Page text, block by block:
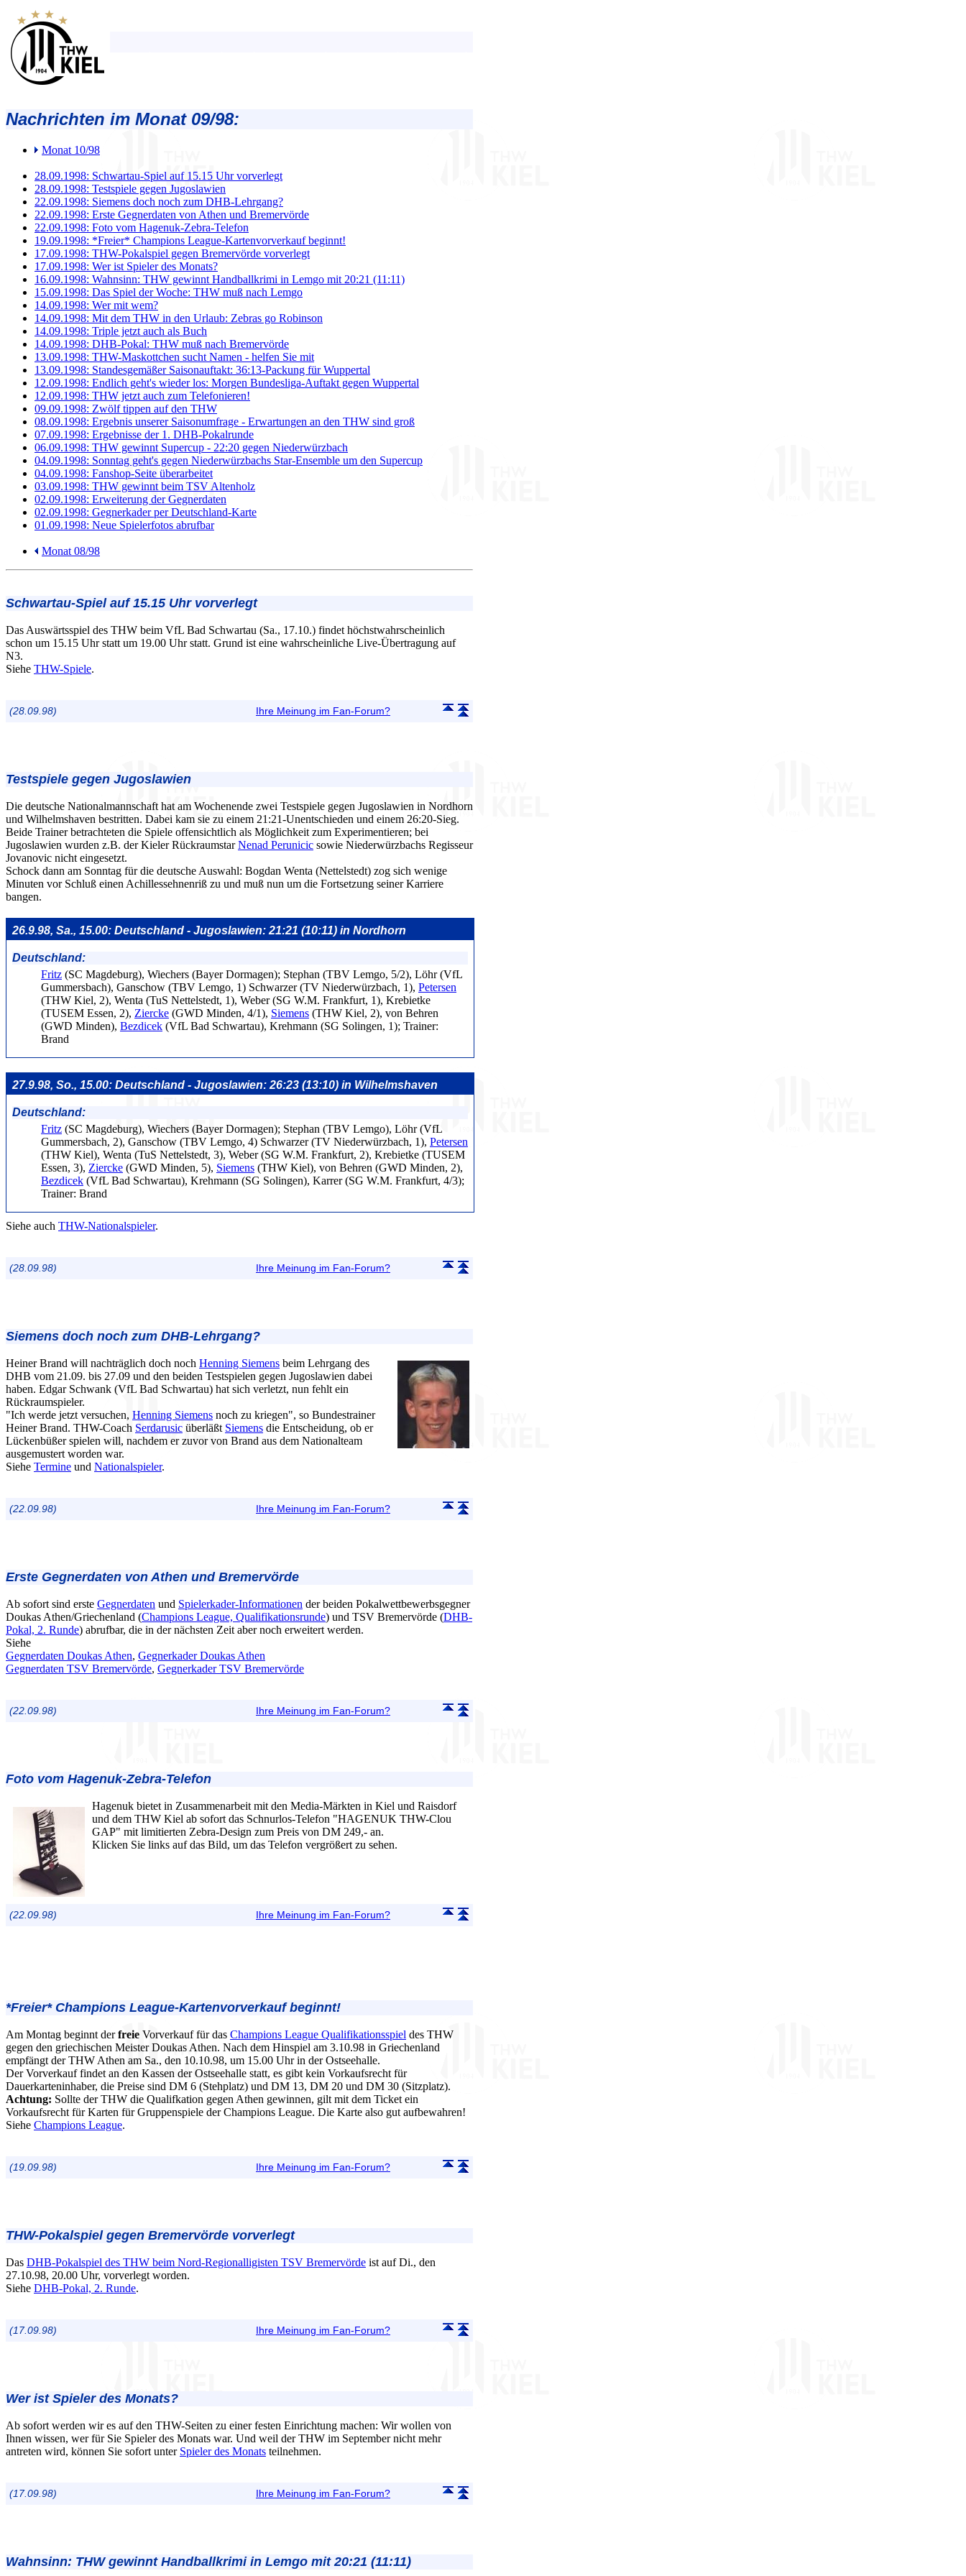
Nachrichten im Monat 09/98:
Monat 10/98
28.09.1998: Schwartau-Spiel auf 15.15 Uhr vorverlegt
28.09.1998: Testspiele gegen Jugoslawien
22.09.1998: Siemens doch noch zum DHB-Lehrgang?
22.09.1998: Erste Gegnerdaten von Athen und Bremervörde
22.09.1998: Foto vom Hagenuk-Zebra-Telefon
19.09.1998: *Freier* Champions League-Kartenvorverkauf beginnt!
17.09.1998: THW-Pokalspiel gegen Bremervörde vorverlegt
17.09.1998: Wer ist Spieler des Monats?
16.09.1998: Wahnsinn: THW gewinnt Handballkrimi in Lemgo mit 20:21 (11:11)
15.09.1998: Das Spiel der Woche: THW muß nach Lemgo
14.09.1998: Wer mit wem?
14.09.1998: Mit dem THW in den Urlaub: Zebras go Robinson
14.09.1998: Triple jetzt auch als Buch
14.09.1998: DHB-Pokal: THW muß nach Bremervörde
13.09.1998: THW-Maskottchen sucht Namen - helfen Sie mit
13.09.1998: Standesgemäßer Saisonauftakt: 36:13-Packung für Wuppertal
12.09.1998: Endlich geht's wieder los: Morgen Bundesliga-Auftakt gegen Wuppertal
12.09.1998: THW jetzt auch zum Telefonieren!
09.09.1998: Zwölf tippen auf den THW
08.09.1998: Ergebnis unserer Saisonumfrage - Erwartungen an den THW sind groß
07.09.1998: Ergebnisse der 1. DHB-Pokalrunde
06.09.1998: THW gewinnt Supercup - 22:20 gegen Niederwürzbach
04.09.1998: Sonntag geht's gegen Niederwürzbachs Star-Ensemble um den Supercup
04.09.1998: Fanshop-Seite überarbeitet
03.09.1998: THW gewinnt beim TSV Altenholz
02.09.1998: Erweiterung der Gegnerdaten
02.09.1998: Gegnerkader per Deutschland-Karte
01.09.1998: Neue Spielerfotos abrufbar
Monat 08/98
Schwartau-Spiel auf 15.15 Uhr vorverlegt
Das Auswärtsspiel des THW beim VfL Bad Schwartau (Sa., 17.10.) findet höchstwahrscheinlich
schon um 15.15 Uhr statt um 19.00 Uhr statt. Grund ist eine wahrscheinliche Live-Übertragung auf
N3.
Siehe THW-Spiele.
(28.09.98) Ihre Meinung im Fan-Forum?
Testspiele gegen Jugoslawien
Die deutsche Nationalmannschaft hat am Wochenende zwei Testspiele gegen Jugoslawien in Nordhorn
und Wilhelmshaven bestritten. Dabei kam sie zu einem 21:21-Unentschieden und einem 26:20-Sieg.
Beide Trainer betrachteten die Spiele offensichtlich als Möglichkeit zum Experimentieren; bei
Jugoslawien wurden z.B. der Kieler RückraumstarNenad Perunicic sowie Niederwürzbachs Regisseur
Jovanovic nicht eingesetzt.
Schock dann am Sonntag für die deutsche Auswahl: Bogdan Wenta (Nettelstedt) zog sich wenige
Minuten vor Schluß einen Achillessehnenriß zu und muß nun um die Fortsetzung seiner Karriere
bangen.
26.9.98, Sa., 15.00: Deutschland - Jugoslawien: 21:21 (10:11) in Nordhorn
Deutschland:
Fritz (SC Magdeburg), Wiechers (Bayer Dormagen); Stephan (TBV Lemgo, 5/2), Löhr (VfL
Gummersbach), Ganschow (TBV Lemgo, 1) Schwarzer (TV Niederwürzbach, 1), Petersen
(THW Kiel, 2), Wenta (TuS Nettelstedt, 1), Weber (SG W.M. Frankfurt, 1), Krebietke
(TUSEM Essen, 2), Ziercke (GWD Minden, 4/1), Siemens (THW Kiel, 2), von Behren
(GWD Minden), Bezdicek (VfL Bad Schwartau), Krehmann (SG Solingen, 1); Trainer:
Brand
27.9.98, So., 15.00: Deutschland - Jugoslawien: 26:23 (13:10) in Wilhelmshaven
Deutschland:
Fritz (SC Magdeburg), Wiechers (Bayer Dormagen); Stephan (TBV Lemgo), Löhr (VfL
Gummersbach, 2), Ganschow (TBV Lemgo, 4) Schwarzer (TV Niederwürzbach, 1), Petersen
(THW Kiel), Wenta (TuS Nettelstedt, 3), Weber (SG W.M. Frankfurt, 2), Krebietke (TUSEM
Essen, 3), Ziercke (GWD Minden, 5), Siemens (THW Kiel), von Behren (GWD Minden, 2),
Bezdicek (VfL Bad Schwartau), Krehmann (SG Solingen), Karrer (SG W.M. Frankfurt, 4/3);
Trainer: Brand
Siehe auch THW-Nationalspieler.
(28.09.98) Ihre Meinung im Fan-Forum?
Siemens doch noch zum DHB-Lehrgang?
Heiner Brand will nachträglich doch noch Henning Siemens beim Lehrgang des
DHB vom 21.09. bis 27.09 und den beiden Testspielen gegen Jugoslawien dabei
haben. Edgar Schwank (VfL Bad Schwartau) hat sich verletzt, nun fehlt ein
Rückraumspieler.
"Ich werde jetzt versuchen, Henning Siemens noch zu kriegen", so Bundestrainer
Heiner Brand. THW-Coach Serdarusic überläßt Siemens die Entscheidung, ob er
Lückenbüßer spielen will, nachdem er zuvor von Brand aus dem Nationalteam
ausgemustert worden war.
Siehe Termine und Nationalspieler.
(22.09.98) Ihre Meinung im Fan-Forum?
Erste Gegnerdaten von Athen und Bremervörde
Ab sofort sind erste Gegnerdaten und Spielerkader-Informationen der beiden Pokalwettbewerbsgegner
Doukas Athen/Griechenland (Champions League, Qualifikationsrunde) und TSV Bremervörde (DHB-
Pokal, 2. Runde) abrufbar, die in der nächsten Zeit aber noch erweitert werden.
Siehe
Gegnerdaten Doukas Athen, Gegnerkader Doukas Athen
Gegnerdaten TSV Bremervörde, Gegnerkader TSV Bremervörde
(22.09.98) Ihre Meinung im Fan-Forum?
Foto vom Hagenuk-Zebra-Telefon
Hagenuk bietet in Zusammenarbeit mit den Media-Märkten in Kiel und Raisdorf
und dem THW Kiel ab sofort das Schnurlos-Telefon "HAGENUK THW-Clou
GAP" mit limitierten Zebra-Design zum Preis von DM 249,- an.
Klicken Sie links auf das Bild, um das Telefon vergrößert zu sehen.
(22.09.98) Ihre Meinung im Fan-Forum?
*Freier* Champions League-Kartenvorverkauf beginnt!
Am Montag beginnt derfreie Vorverkauf für das Champions League Qualifikationsspiel des THW
gegen den griechischen Meister Doukas Athen. Nach dem Hinspiel am 3.10.98 in Griechenland
empfängt der THW Athen am Sa., den 10.10.98, um 15.00 Uhr in der Ostseehalle.
Der Vorverkauf findet an den Kassen der Ostseehalle statt, es gibt kein Vorkaufsrecht für
Dauerkarteninhaber, die Preise sind DM 6 (Stehplatz) und DM 13, DM 20 und DM 30 (Sitzplatz).
Achtung: Sollte der THW die Qualifkation gegen Athen gewinnen, gilt mit dem Ticket ein
Vorkaufsrecht für Karten für Gruppenspiele der Champions League. Die Karte also gut aufbewahren!
Siehe Champions League.
(19.09.98) Ihre Meinung im Fan-Forum?
THW-Pokalspiel gegen Bremervörde vorverlegt
Das DHB-Pokalspiel des THW beim Nord-Regionalligisten TSV Bremervörde ist auf Di., den
27.10.98, 20.00 Uhr, vorverlegt worden.
Siehe DHB-Pokal, 2. Runde.
(17.09.98) Ihre Meinung im Fan-Forum?
Wer ist Spieler des Monats?
Ab sofort werden wir es auf den THW-Seiten zu einer festen Einrichtung machen: Wir wollen von
Ihnen wissen, wer für Sie Spieler des Monats war. Und weil der THW im September nicht mehr
antreten wird, können Sie sofort unter Spieler des Monats teilnehmen.
(17.09.98) Ihre Meinung im Fan-Forum?
Wahnsinn: THW gewinnt Handballkrimi in Lemgo mit 20:21 (11:11)